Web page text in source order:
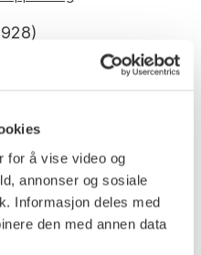
for å vise video og
annonser og sosiale
Informasjon deles med
den med annen data
)
Ca. 1915.